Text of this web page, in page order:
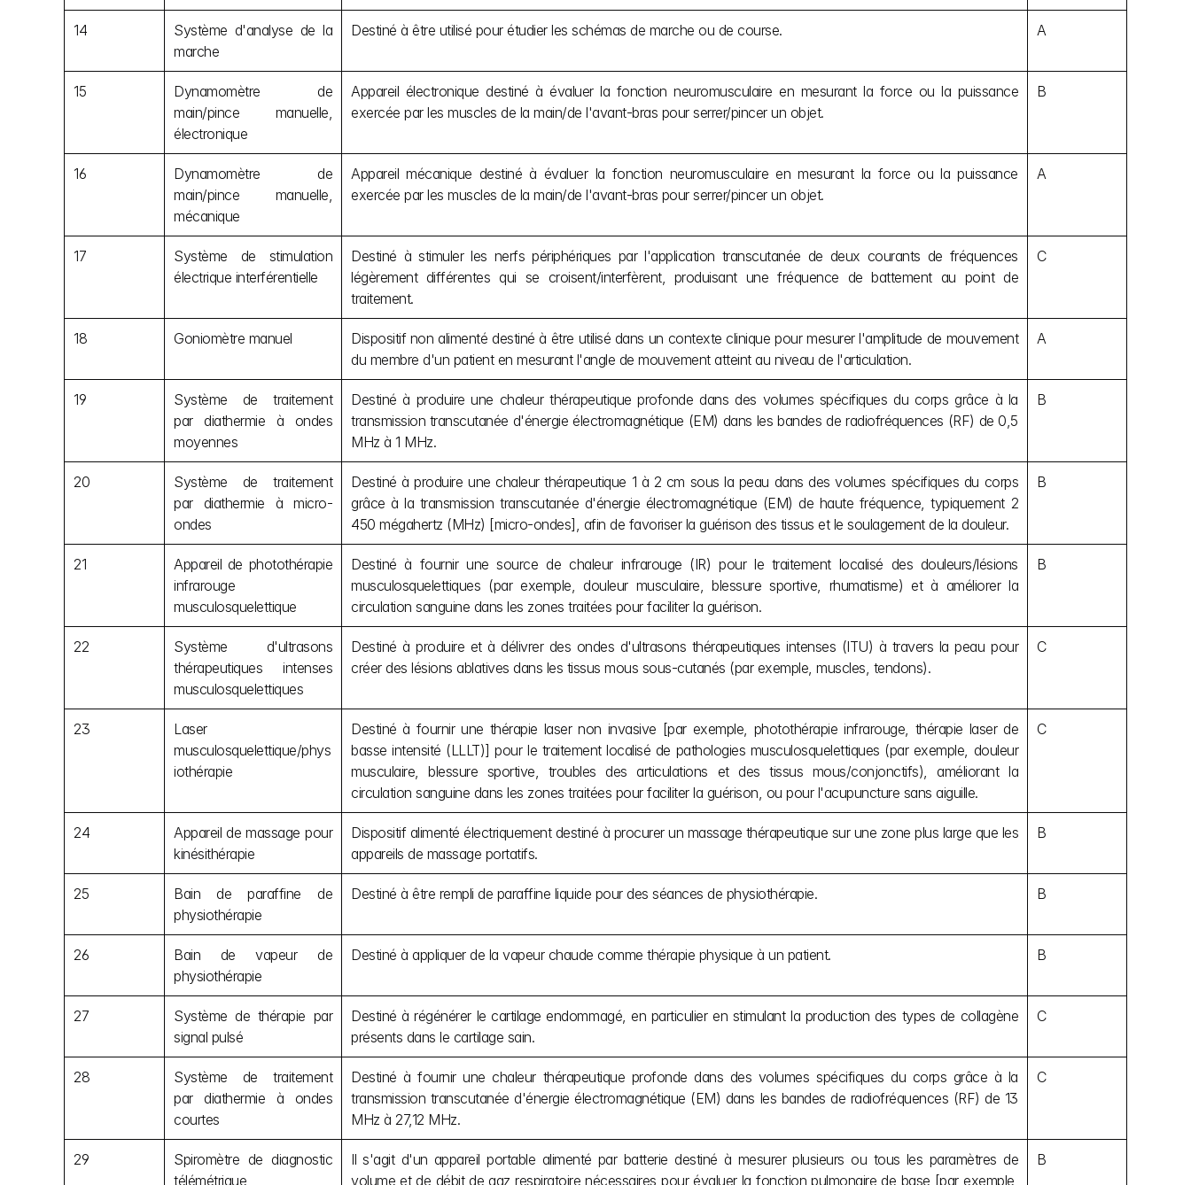
14
Système d'analyse de la
marche
Destiné à être utilisé pour étudier les schémas de marche ou de course. A
15
Dynamomètre de
main/pince manuelle,
électronique
Appareil électronique destiné à évaluer la fonction neuromusculaire en mesurant la force ou la puissance
exercée par les muscles de la main/de l'avant-bras pour serrer/pincer un objet.
B
16
Dynamomètre de
main/pince manuelle,
mécanique
Appareil mécanique destiné à évaluer la fonction neuromusculaire en mesurant la force ou la puissance
exercée par les muscles de la main/de l'avant-bras pour serrer/pincer un objet.
A
17
Système de stimulation
électrique interférentielle
Destiné à stimuler les nerfs périphériques par l'application transcutanée de deux courants de fréquences
légèrement différentes qui se croisent/interfèrent, produisant une fréquence de battement au point de
traitement.
C
18 Goniomètre manuel
Dispositif non alimenté destiné à être utilisé dans un contexte clinique pour mesurer l'amplitude de mouvement
du membre d'un patient en mesurant l'angle de mouvement atteint au niveau de l'articulation.
A
19
Système de traitement
par diathermie à ondes
moyennes
Destiné à produire une chaleur thérapeutique profonde dans des volumes spécifiques du corps grâce à la
transmission transcutanée d'énergie électromagnétique (EM) dans les bandes de radiofréquences (RF) de 0,5
MHz à 1 MHz.
B
20
Système de traitement
par diathermie à micro-
ondes
Destiné à produire une chaleur thérapeutique 1 à 2 cm sous la peau dans des volumes spécifiques du corps
grâce à la transmission transcutanée d'énergie électromagnétique (EM) de haute fréquence, typiquement 2
450 mégahertz (MHz) [micro-ondes], afin de favoriser la guérison des tissus et le soulagement de la douleur.
B
21
Appareil de photothérapie
infrarouge
musculosquelettique
Destiné à fournir une source de chaleur infrarouge (IR) pour le traitement localisé des douleurs/lésions
musculosquelettiques (par exemple, douleur musculaire, blessure sportive, rhumatisme) et à améliorer la
circulation sanguine dans les zones traitées pour faciliter la guérison.
B
22
Système d'ultrasons
thérapeutiques intenses
musculosquelettiques
Destiné à produire et à délivrer des ondes d'ultrasons thérapeutiques intenses (ITU) à travers la peau pour
créer des lésions ablatives dans les tissus mous sous-cutanés (par exemple, muscles, tendons).
C
23
Laser
musculosquelettique/phys
iothérapie
Destiné à fournir une thérapie laser non invasive [par exemple, photothérapie infrarouge, thérapie laser de
basse intensité (LLLT)] pour le traitement localisé de pathologies musculosquelettiques (par exemple, douleur
musculaire, blessure sportive, troubles des articulations et des tissus mous/conjonctifs), améliorant la
circulation sanguine dans les zones traitées pour faciliter la guérison, ou pour l'acupuncture sans aiguille.
C
24
Appareil de massage pour
kinésithérapie
Dispositif alimenté électriquement destiné à procurer un massage thérapeutique sur une zone plus large que les
appareils de massage portatifs.
B
25
Bain de paraffine de
physiothérapie
Destiné à être rempli de paraffine liquide pour des séances de physiothérapie. B
26
Bain de vapeur de
physiothérapie
Destiné à appliquer de la vapeur chaude comme thérapie physique à un patient. B
27
Système de thérapie par
signal pulsé
Destiné à régénérer le cartilage endommagé, en particulier en stimulant la production des types de collagène
présents dans le cartilage sain.
C
28
Système de traitement
par diathermie à ondes
courtes
Destiné à fournir une chaleur thérapeutique profonde dans des volumes spécifiques du corps grâce à la
transmission transcutanée d'énergie électromagnétique (EM) dans les bandes de radiofréquences (RF) de 13
MHz à 27,12 MHz.
C
29
Spiromètre de diagnostic
télémétrique
Il s'agit d'un appareil portable alimenté par batterie destiné à mesurer plusieurs ou tous les paramètres de
volume et de débit de gaz respiratoire nécessaires pour évaluer la fonction pulmonaire de base [par exemple,
B